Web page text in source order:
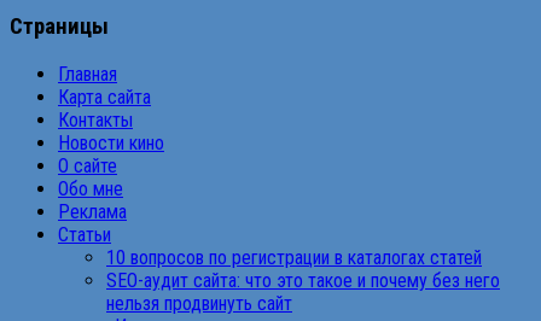
Страницы
Главная
Карта сайта
Контакты
Новости кино
О сайте
Обо мне
Реклама
Статьи
10 вопросов по регистрации в каталогах статей
SEO-аудит сайта: что это такое и почему без него
нельзя продвинуть сайт